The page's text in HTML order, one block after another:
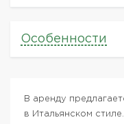
Особенности
В аренду
в Итальянском стиле.